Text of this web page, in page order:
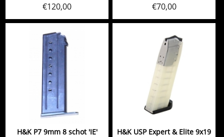
€120,00 €70,00
H&K P7 9mm 8 schot 'IE'
H&K USP Expert & Elite 9x19